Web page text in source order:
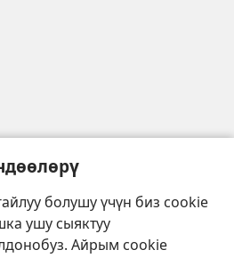
болушу үчүн биз cookie
ушу сыяктуу
Айрым cookie
маалымат